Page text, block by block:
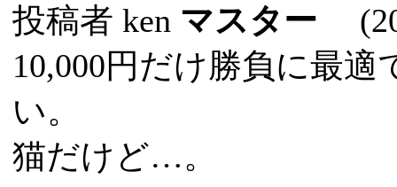
投稿者 ken マスター
10,000円だけ勝負に最
い。
猫だけど…。